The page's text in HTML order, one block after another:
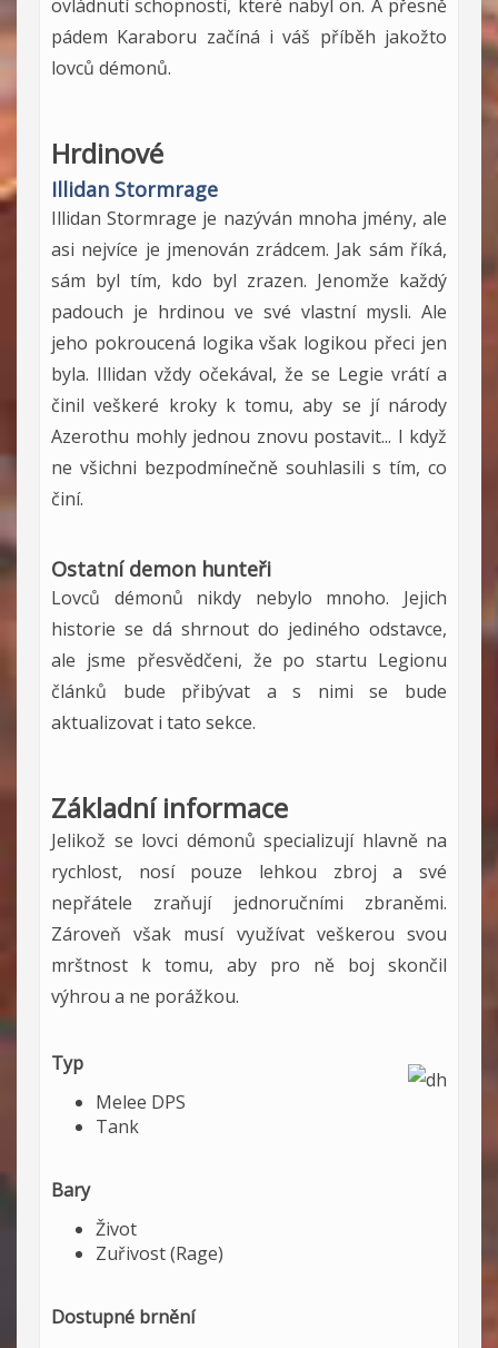
ovládnutí schopností, které nabyl on. A přesně
pádem Karaboru začíná i váš příběh jakožto
lovců démonů.
Hrdinové
Illidan Stormrage
Illidan Stormrage je nazýván mnoha jmény, ale
asi nejvíce je jmenován zrádcem. Jak sám říká,
sám byl tím, kdo byl zrazen. Jenomže každý
padouch je hrdinou ve své vlastní mysli. Ale
jeho pokroucená logika však logikou přeci jen
byla. Illidan vždy očekával, že se Legie vrátí a
činil veškeré kroky k tomu, aby se jí národy
Azerothu mohly jednou znovu postavit... I když
ne všichni bezpodmínečně souhlasili s tím, co
činí.
Ostatní demon hunteři
Lovců démonů nikdy nebylo mnoho. Jejich
historie se dá shrnout do jediného odstavce,
ale jsme přesvědčeni, že po startu Legionu
článků bude přibývat a s nimi se bude
aktualizovat i tato sekce.
Základní informace
Jelikož se lovci démonů specializují hlavně na
rychlost, nosí pouze lehkou zbroj a své
nepřátele zraňují jednoručními zbraněmi.
Zároveň však musí využívat veškerou svou
mrštnost k tomu, aby pro ně boj skončil
výhrou a ne porážkou.
Typ
Melee DPS
Tank
Bary
Život
Zuřivost (Rage)
Dostupné brnění